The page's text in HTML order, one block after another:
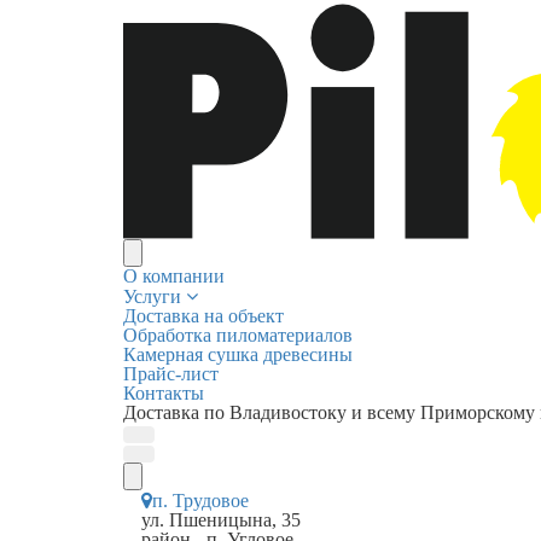
О компании
Услуги
Доставка на объект
Обработка пиломатериалов
Камерная сушка древесины
Прайс-лист
Контакты
Доставка по Владивостоку и всему
п. Трудовое
ул. Пшеницына, 35